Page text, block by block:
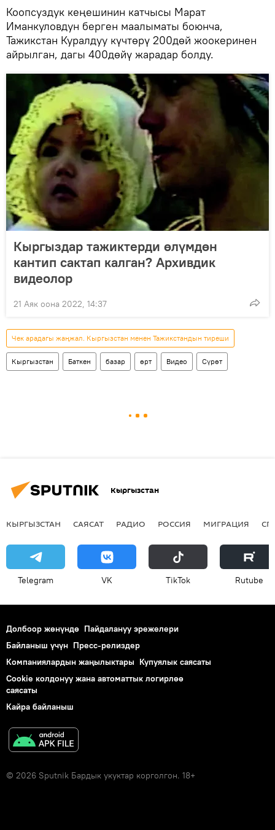
Коопсуздук кеңешинин катчысы Марат
Иманкуловдун берген маалыматы боюнча,
Тажикстан Куралдуу күчтөрү 200дөй жоокеринен
айрылган, дагы 400дөйү жарадар болду.
Кыргыздар тажиктерди өлүмдөн
кантип сактап калган? Архивдик
видеолор
21 Аяк оона 2022, 14:37
Чек арадагы жаңжал. Кыргызстан менен Тажикстандын тиреши
Кыргызстан Баткен базар өрт Видео Сүрөт
Кыргызстан
КЫРГЫЗСТАН САЯСАТ РАДИО РОССИЯ МИГРАЦИЯ
Telegram VK ТikТоk Rutube
Долбоор жөнүндө Пайдалануу эрежелери
Байланыш үчүн Пресс-релиздер
Компаниялардын жаңылыктары Купуялык саясаты
Cookie колдонуу жана автоматтык логирлөө
саясаты
Кайра байланыш
© 2026 Sputnik Бардык укуктар корголгон. 18+